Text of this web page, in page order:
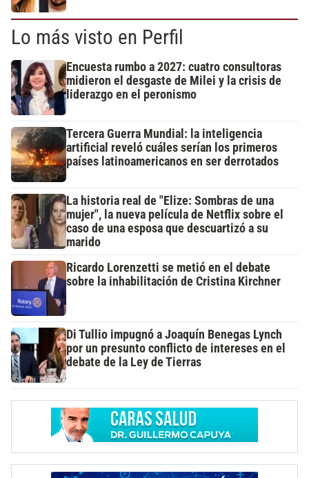
Lo más visto en Perfil
Encuesta rumbo a 2027: cuatro consultoras
midieron el desgaste de Milei y la crisis de
liderazgo en el peronismo
Tercera Guerra Mundial: la inteligencia
artificial reveló cuáles serían los primeros
países latinoamericanos en ser derrotados
La historia real de "Elize: Sombras de una
mujer", la nueva película de Netflix sobre el
caso de una esposa que descuartizó a su
marido
Ricardo Lorenzetti se metió en el debate
sobre la inhabilitación de Cristina Kirchner
Di Tullio impugnó a Joaquín Benegas Lynch
por un presunto conflicto de intereses en el
debate de la Ley de Tierras